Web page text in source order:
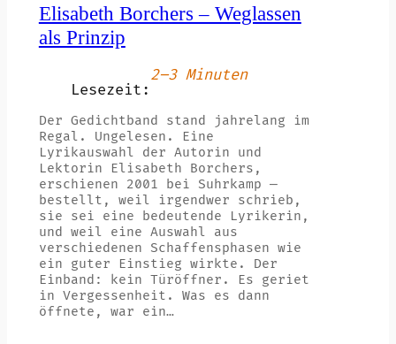
Elisabeth Borchers – Weglassen
als Prinzip
Lesezeit:
2–3 Minuten
Der Gedichtband stand jahrelang im
Regal. Ungelesen. Eine
Lyrikauswahl der Autorin und
Lektorin Elisabeth Borchers,
erschienen 2001 bei Suhrkamp —
bestellt, weil irgendwer schrieb,
sie sei eine bedeutende Lyrikerin,
und weil eine Auswahl aus
verschiedenen Schaffensphasen wie
ein guter Einstieg wirkte. Der
Einband: kein Türöffner. Es geriet
in Vergessenheit. Was es dann
öffnete, war ein…